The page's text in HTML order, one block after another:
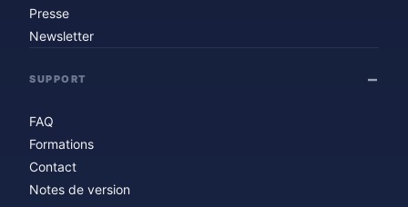
Presse
Newsletter
SUPPORT
FAQ
Formations
Contact
Notes de version